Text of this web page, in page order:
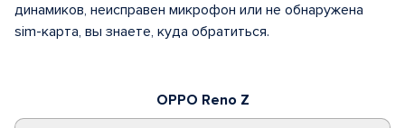
OPPO Reno Z
динамиков, неисправен микрофон или не обнаружена
sim-карта, вы знаете, куда обратиться.